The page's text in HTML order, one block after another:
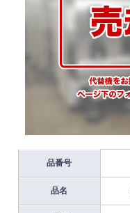
品番号
品名